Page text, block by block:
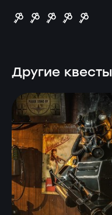
Другие квесты